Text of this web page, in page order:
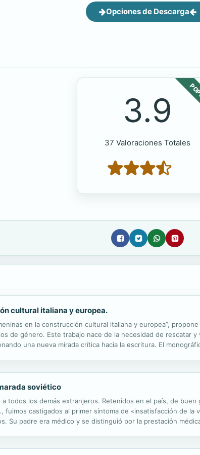
Opciones de Descarga
3.9
37 Valoraciones Totales
cultural italiana y europea.
en la construcción cultural italiana y europea”,
de género. Este trabajo nace de la necesidad de rescatar y
una nueva mirada crítica hacia la escritura. El
soviético
todos los demás extranjeros. Retenidos en el país, de
castigados al primer síntoma de «insatisfacción de la
Su padre era médico y se distinguió por la prestación